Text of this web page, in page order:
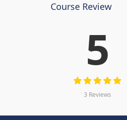
Course Review
5
3 Reviews